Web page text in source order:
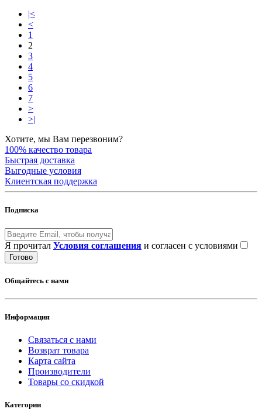
|<
<
1
2
3
4
5
6
7
>
>|
Хотите, мы Вам перезвоним?
100% качество товара
Быстрая доставка
Выгодные условия
Клиентская поддержка
Подписка
Я прочитал Условия соглашения и согласен с условиями
Готово
Общайтесь с нами
Информация
Связаться с нами
Возврат товара
Карта сайта
Производители
Товары со скидкой
Категории